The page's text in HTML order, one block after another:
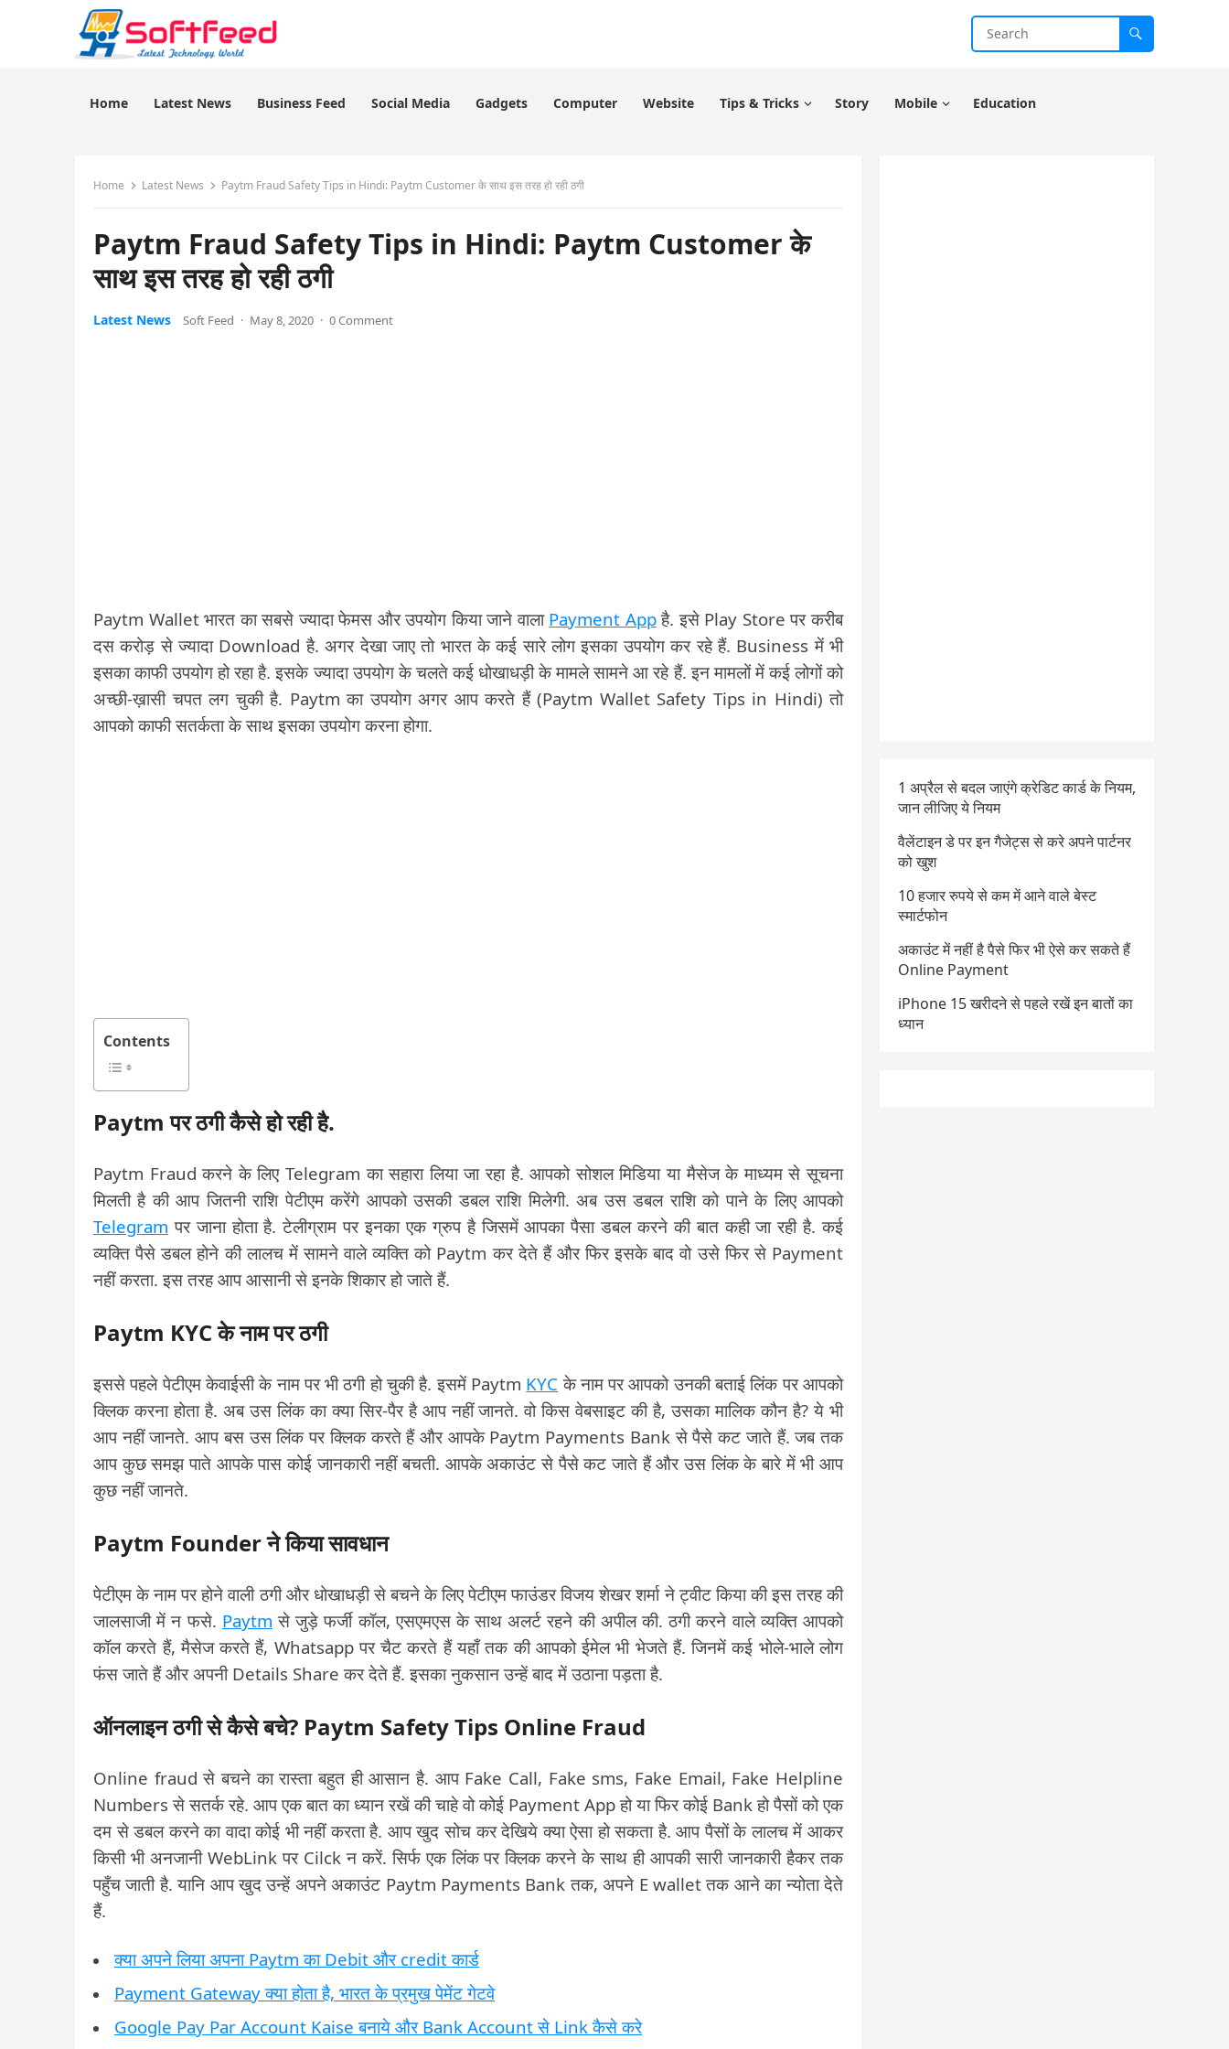
Home Latest News Business Feed Social Media Gadgets Computer Website Tips & Tricks Story Mobile Education
Home Latest News Paytm Fraud Safety Tips in Hindi: Paytm Customer के साथ इस तरह हो रही ठगी
Paytm Fraud Safety Tips in Hindi: Paytm Customer के
साथ इस तरह हो रही ठगी
Latest News Soft Feed · May 8, 2020 · 0 Comment
Paytm Wallet भारत का सबसे ज्यादा फेमस और उपयोग किया जाने वाला Payment Appहै. इसे Play Store पर करीब
दस करोड़ से ज्यादा Download है. अगर देखा जाए तो भारत के कई सारे लोग इसका उपयोग कर रहे हैं. Business में भी
इसका काफी उपयोग हो रहा है. इसके ज्यादा उपयोग के चलते कई धोखाधड़ी के मामले सामने आ रहे हैं. इन मामलों में कई लोगों को
अच्छी-ख़ासी चपत लग चुकी है. Paytm का उपयोग अगर आप करते हैं (Paytm Wallet Safety Tips in Hindi) तो
आपको काफी सतर्कता के साथ इसका उपयोग करना होगा.
Contents
Paytm पर ठगी कैसे हो रही है.
Paytm Fraud करने के लिए Telegram का सहारा लिया जा रहा है. आपको सोशल मिडिया या मैसेज के माध्यम से सूचना
मिलती है की आप जितनी राशि पेटीएम करेंगे आपको उसकी डबल राशि मिलेगी. अब उस डबल राशि को पाने के लिए आपको
Telegram पर जाना होता है. टेलीग्राम पर इनका एक ग्रुप है जिसमें आपका पैसा डबल करने की बात कही जा रही है. कई
व्यक्ति पैसे डबल होने की लालच में सामने वाले व्यक्ति को Paytm कर देते हैं और फिर इसके बाद वो उसे फिर से Payment
नहीं करता. इस तरह आप आसानी से इनके शिकार हो जाते हैं.
Paytm KYC के नाम पर ठगी
इससे पहले पेटीएम केवाईसी के नाम पर भी ठगी हो चुकी है. इसमें Paytm KYC के नाम पर आपको उनकी बताई लिंक पर आपको
क्लिक करना होता है. अब उस लिंक का क्या सिर-पैर है आप नहीं जानते. वो किस वेबसाइट की है, उसका मालिक कौन है? ये भी
आप नहीं जानते. आप बस उस लिंक पर क्लिक करते हैं और आपके Paytm Payments Bank से पैसे कट जाते हैं. जब तक
आप कुछ समझ पाते आपके पास कोई जानकारी नहीं बचती. आपके अकाउंट से पैसे कट जाते हैं और उस लिंक के बारे में भी आप
कुछ नहीं जानते.
Paytm Founder ने किया सावधान
पेटीएम के नाम पर होने वाली ठगी और धोखाधड़ी से बचने के लिए पेटीएम फाउंडर विजय शेखर शर्मा ने ट्वीट किया की इस तरह की
जालसाजी में न फसे. Paytm से जुड़े फर्जी कॉल, एसएमएस के साथ अलर्ट रहने की अपील की. ठगी करने वाले व्यक्ति आपको
कॉल करते हैं, मैसेज करते हैं, Whatsapp पर चैट करते हैं यहाँ तक की आपको ईमेल भी भेजते हैं. जिनमें कई भोले-भाले लोग
फंस जाते हैं और अपनी Details Share कर देते हैं. इसका नुकसान उन्हें बाद में उठाना पड़ता है.
ऑनलाइन ठगी से कैसे बचे? Paytm Safety Tips Online Fraud
Online fraud से बचने का रास्ता बहुत ही आसान है. आप Fake Call, Fake sms, Fake Email, Fake Helpline
Numbers से सतर्क रहे. आप एक बात का ध्यान रखें की चाहे वो कोई Payment App हो या फिर कोई Bank हो पैसों को एक
दम से डबल करने का वादा कोई भी नहीं करता है. आप खुद सोच कर देखिये क्या ऐसा हो सकता है. आप पैसों के लालच में आकर
किसी भी अनजानी WebLink पर Cilck न करें. सिर्फ एक लिंक पर क्लिक करने के साथ ही आपकी सारी जानकारी हैकर तक
पहुँच जाती है. यानि आप खुद उन्हें अपने अकाउंट Paytm Payments Bank तक, अपने E wallet तक आने का न्योता देते
हैं.
क्या अपने लिया अपना Paytm का Debit और credit कार्ड
Payment Gateway क्या होता है, भारत के प्रमुख पेमेंट गेटवे
Google Pay Par Account Kaise बनाये और Bank Account से Link कैसे करे
1 अप्रैल से बदल जाएंगे क्रेडिट कार्ड के नियम,
जान लीजिए ये नियम
वैलेंटाइन डे पर इन गैजेट्स से करे अपने पार्टनर
को खुश
10 हजार रुपये से कम में आने वाले बेस्ट
स्मार्टफोन
अकाउंट में नहीं है पैसे फिर भी ऐसे कर सकते हैं
Online Payment
iPhone 15 खरीदने से पहले रखें इन बातों का
ध्यान